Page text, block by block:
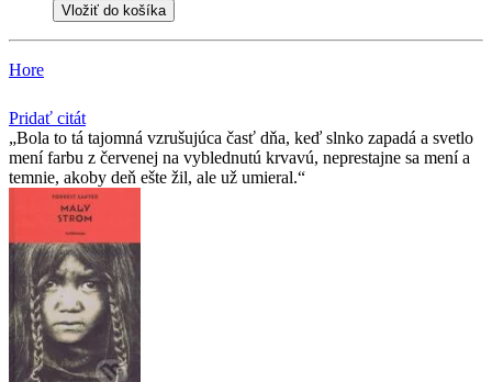
Vložiť do košíka
Hore
Pridať citát
Bola to tá tajomná vzrušujúca časť dňa, keď slnko zapadá a svetlo
mení farbu z červenej na vyblednutú krvavú, neprestajne sa mení a
temnie, akoby deň ešte žil, ale už umieral.